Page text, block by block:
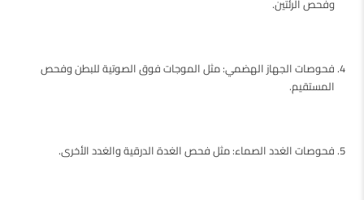
وفحص الرئتين.
فحوصات الجهاز الهضمي: مثل الموجات فوق الصوتية للبطن وفحص
المستقيم.
فحوصات الغدد الصماء: مثل فحص الغدة الدرقية والغدد الأخرى.